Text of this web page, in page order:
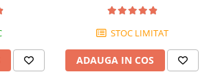
STOC LIMITAT
ADAUGA IN COS